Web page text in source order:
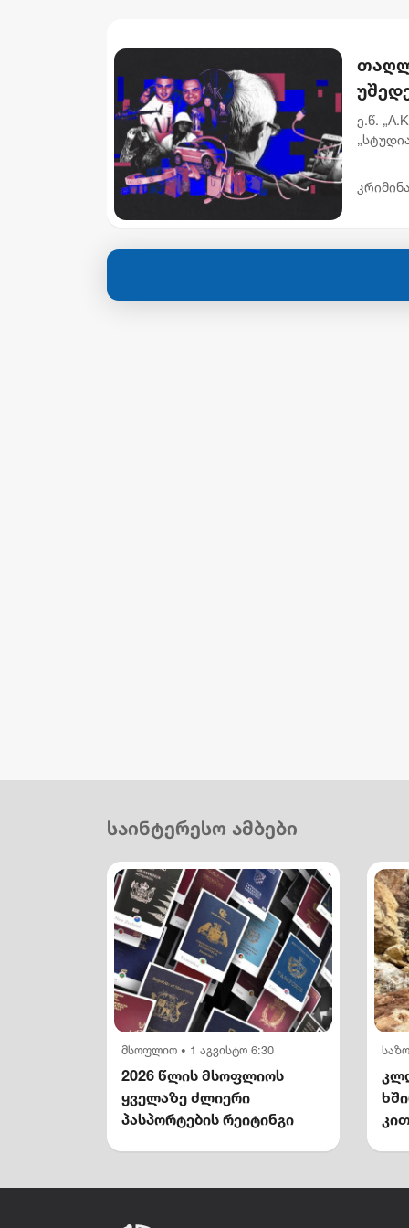
ე.წ.
საინტერესო ამბები
მსოფლიო • 1 აგვისტო 6:30
2026 წლის მსოფლიოს
ყველაზე ძლიერი
პასპორტების რეიტინგი